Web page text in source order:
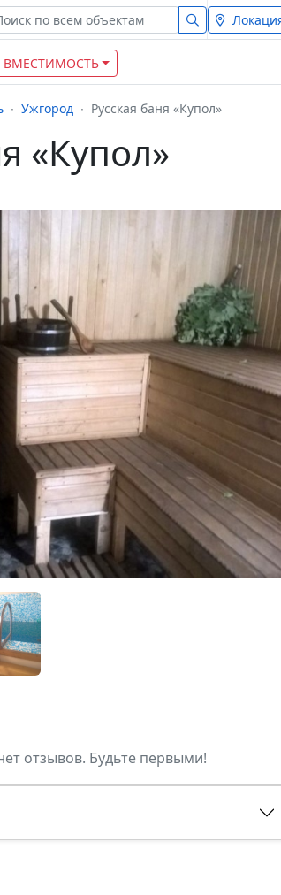
ВМЕСТИМОСТЬ
Ужгород Русская баня «Купол»
«Купол»
отзывов. Будьте первыми!